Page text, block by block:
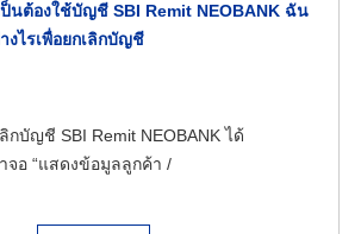
นต้องใช้บัญชี SBI Remit NEOBANK ฉัน
งไรเพื่อยกเลิกบัญชี
กบัญชี SBI Remit NEOBANK ได้
จอ “แสดงข้อมูลลูกค้า /